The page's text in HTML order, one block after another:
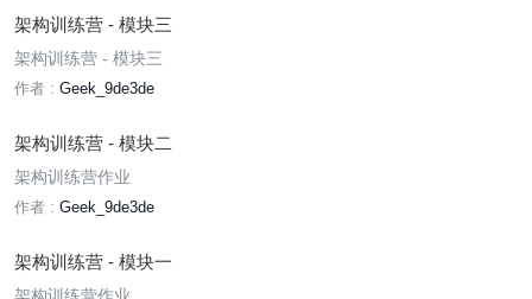
架构训练营 - 模块三
架构训练营 - 模块三
作者 : Geek_9de3de
架构训练营 - 模块二
架构训练营作业
作者 : Geek_9de3de
架构训练营 - 模块一